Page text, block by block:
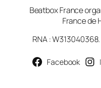
Beatbox France
France de
RNA :
Facebook